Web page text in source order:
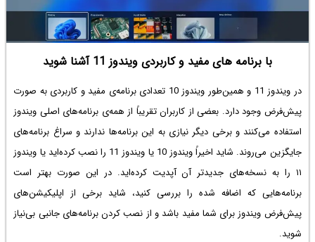
با برنامه های مفید و کاربردی ویندوز 11 آشنا شوید
در ویندوز 11 و همین‌طور ویندوز 10 تعدادی برنامه‌ی مفید و کاربردی به صورت
پیش‌فرض وجود دارد. بعضی از کاربران تقریباً از همه‌ی برنامه‌های اصلی ویندوز
استفاده می‌کنند و برخی دیگر نیازی به این برنامه‌ها ندارند و سراغ برنامه‌های
جایگزین می‌روند. شاید اخیراً ویندوز 10 یا ویندوز 11 را نصب کرده‌اید یا ویندوز
۱۱ را به نسخه‌های جدیدتر آن آپدیت کرده‌اید. در این صورت بهتر است
برنامه‌هایی که اضافه شده را بررسی کنید، شاید برخی از اپلیکیشن‌های
پیش‌فرض ویندوز برای شما مفید باشد و از نصب کردن برنامه‌های جانبی بی‌نیاز
شوید.